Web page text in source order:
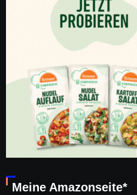
Meine Amazonseite*